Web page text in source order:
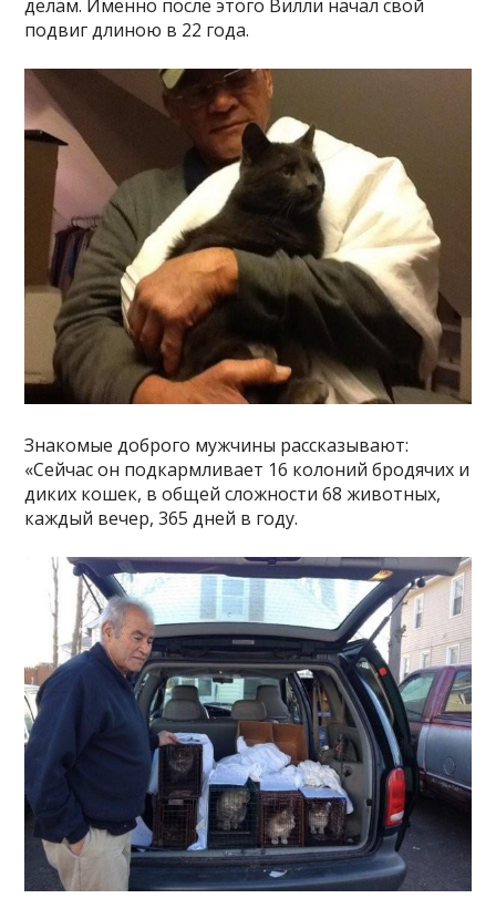
делам. Именно после этого Вилли начал свой
подвиг длиною в 22 года.
Знакомые доброго мужчины рассказывают:
«Сейчас он подкармливает 16 колоний бродячих и
диких кошек, в общей сложности 68 животных,
каждый вечер, 365 дней в году.